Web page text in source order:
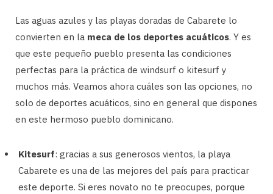
Las aguas azules y las playas doradas de Cabarete lo
convierten en la meca de los deportes acuáticos. Y es
que este pequeño pueblo presenta las condiciones
perfectas para la práctica de windsurf o kitesurf y
muchos más. Veamos ahora cuáles son las opciones, no
solo de deportes acuáticos, sino en general que dispones
en este hermoso pueblo dominicano.
Kitesurf: gracias a sus generosos vientos, la playa
Cabarete es una de las mejores del país para practicar
este deporte. Si eres novato no te preocupes, porque